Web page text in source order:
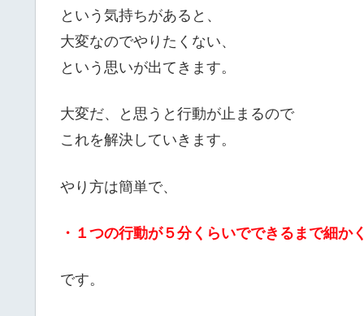
という気持ちがあると、
大変なのでやりたくない、
という思いが出てきます。
大変だ、と思うと行動が止まるので
これを解決していきます。
やり方は簡単で、
・１つの行動が５分くらいでできるまで細か
です。